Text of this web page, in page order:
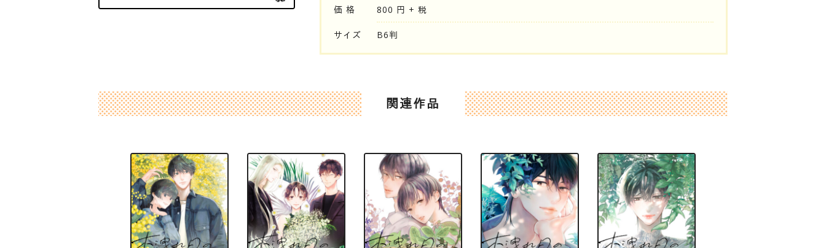
価 格 800 円 + 税
サイズ B6判
関連作品